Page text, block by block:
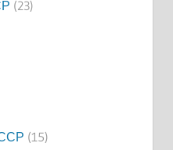
(23)
(15)